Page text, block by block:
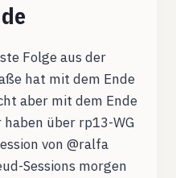
Folge aus der
hat mit dem Ende
aber mit dem Ende
haben über rp13-WG
von @ralfa
Sessions morgen